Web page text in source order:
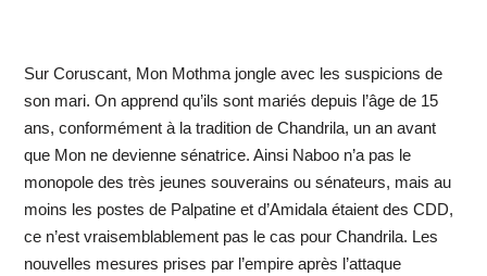
Sur Coruscant, Mon Mothma jongle avec les suspicions de
son mari. On apprend qu’ils sont mariés depuis l’âge de 15
ans, conformément à la tradition de Chandrila, un an avant
que Mon ne devienne sénatrice. Ainsi Naboo n’a pas le
monopole des très jeunes souverains ou sénateurs, mais au
moins les postes de Palpatine et d’Amidala étaient des CDD,
ce n’est vraisemblablement pas le cas pour Chandrila. Les
nouvelles mesures prises par l’empire après l’attaque